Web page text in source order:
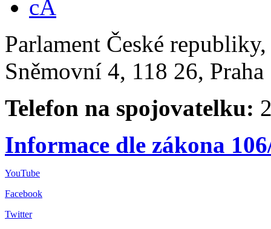
Parlament České
Sněmovní 4, 118 26,
Telefon na spojovatelku:
Informace dle zákona
YouTube
Facebook
Twitter